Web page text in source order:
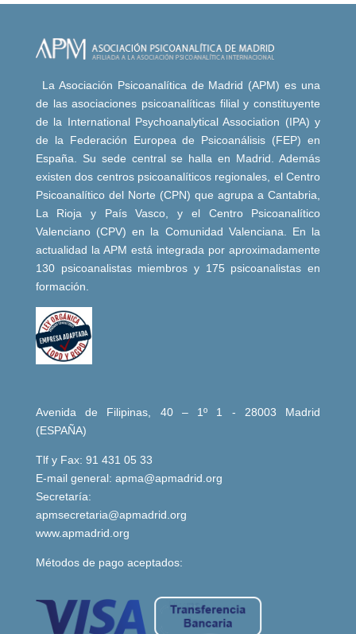
La Asociación Psicoanalítica de Madrid (APM) es una
de las asociaciones psicoanalíticas filial y constituyente
de la International Psychoanalytical Association (IPA) y
de la Federación Europea de Psicoanálisis (FEP) en
España. Su sede central se halla en Madrid. Además
existen dos centros psicoanalíticos regionales, el Centro
Psicoanalítico del Norte (CPN) que agrupa a Cantabria,
La Rioja y País Vasco, y el Centro Psicoanalítico
Valenciano (CPV) en la Comunidad Valenciana. En la
actualidad la APM está integrada por aproximadamente
130 psicoanalistas miembros y 175 psicoanalistas en
formación.
Avenida de Filipinas, 40 – 1º 1 - 28003 Madrid
(ESPAÑA)
Tlf y Fax: 91 431 05 33
E-mail general: apma@apmadrid.org
Secretaría:
apmsecretaria@apmadrid.org
www.apmadrid.org
Métodos de pago aceptados: